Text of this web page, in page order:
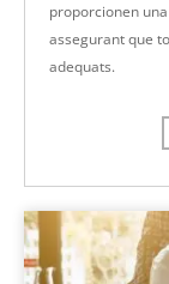
proporcionen
assegurant que
adequats.